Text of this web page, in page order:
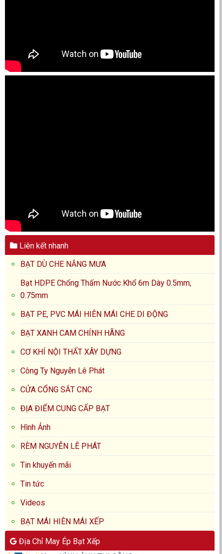
Liên kết nhanh
BẠT DÙ CHE NẮNG MƯA
Bạt HDPE Chống Thấm Nước Khổ 6m Dày 0.5mm,
0.75mm
BẠT PE, PVC MÁI HIÊN MÁI CHE DI ĐỘNG
BẠT XANH CAM CHÍNH HÃNG
CƠ KHÍ NỘI THẤT XÂY DỰNG
Công Ty Nguyễn Lê Phát
CỬA CỔNG SẮT CNC
ĐỊA ĐIỂM CUNG CẤP BẠT
Hình Ảnh
RÈM NGUYỄN LÊ PHÁT
Tin khuyến mãi
Tin tức
Videos
BẠT MÁI HIÊN MÁI XẾP
Địa Chỉ May Ép Bạt Xếp